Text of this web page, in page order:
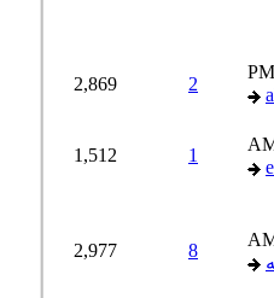
2,869
1,512
2,977